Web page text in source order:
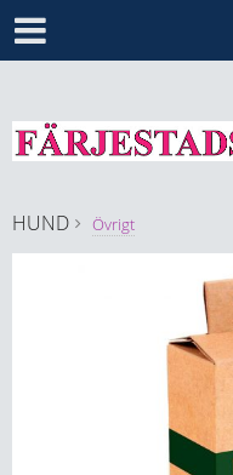
HUND Övrigt